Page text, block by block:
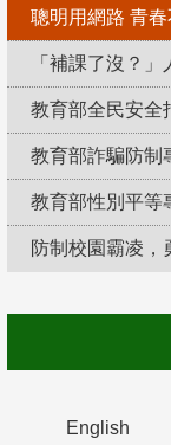
聰明用網路 青
「補課了沒？
教育部全民安全
教育部詐騙防制
教育部性別平等
防制校園霸凌，
English